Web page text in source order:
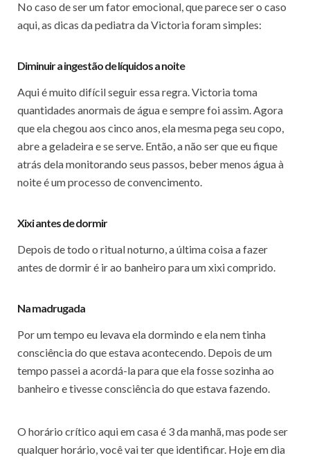
No caso de ser um fator emocional, que parece ser o caso
aqui, as dicas da pediatra da Victoria foram simples:
Diminuir a ingestão de líquidos a noite
Aqui é muito difícil seguir essa regra. Victoria toma
quantidades anormais de água e sempre foi assim. Agora
que ela chegou aos cinco anos, ela mesma pega seu copo,
abre a geladeira e se serve. Então, a não ser que eu fique
atrás dela monitorando seus passos, beber menos água à
noite é um processo de convencimento.
Xixi antes de dormir
Depois de todo o ritual noturno, a última coisa a fazer
antes de dormir é ir ao banheiro para um xixi comprido.
Na madrugada
Por um tempo eu levava ela dormindo e ela nem tinha
consciência do que estava acontecendo. Depois de um
tempo passei a acordá-la para que ela fosse sozinha ao
banheiro e tivesse consciência do que estava fazendo.
O horário crítico aqui em casa é 3 da manhã, mas pode ser
qualquer horário, você vai ter que identificar. Hoje em dia